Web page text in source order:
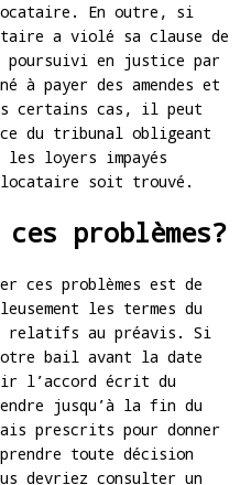
En outre, si
a violé sa clause de
en justice par
à payer des amendes et
certains cas, il peut
du tribunal obligeant
loyers impayés
locataire soit trouvé.
problèmes?
ces problèmes est de
les termes du
relatifs au préavis. Si
bail avant la date
l’accord écrit du
jusqu’à la fin du
prescrits pour donner
toute décision
devriez consulter un